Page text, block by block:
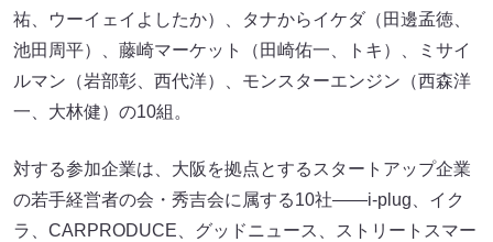
祐、ウーイェイよしたか）、タナからイケダ（田邊孟徳、
池田周平）、藤崎マーケット（田崎佑一、トキ）、ミサイ
ルマン（岩部彰、西代洋）、モンスターエンジン（西森洋
一、大林健）の10組。
対する参加企業は、大阪を拠点とするスタートアップ企業
の若手経営者の会・秀吉会に属する10社――i-plug、イク
ラ、CARPRODUCE、グッドニュース、ストリートスマー